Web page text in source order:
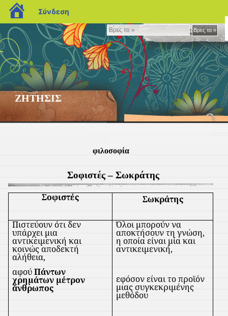
Βρες
το
»
Βρες το »
ΖΗΤΗΣΙΣ
φιλοσοφία
Σοφιστές – Σωκράτης
Σοφιστές Σωκράτης
Πιστεύουν ότι δεν
υπάρχει μια
αντικειμενική και
κοινώς αποδεκτή
αλήθεια,
αφούΠάντων
χρημάτων μέτρον
ἄνθρωπος
Όλοι μπορούν να
αποκτήσουν τη γνώση,
η οποία είναι μία και
αντικειμενική,
εφόσον είναι το προϊόν
μιας συγκεκριμένης
μεθόδου
blogs.sch.gr
Σύνδεση